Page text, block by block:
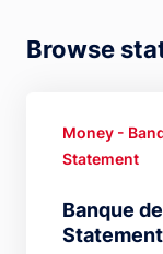
Browse
Banque
Money -
Statement